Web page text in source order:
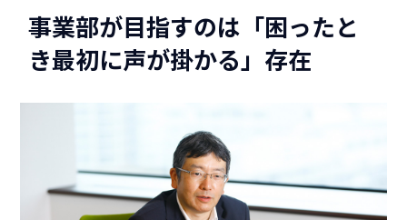
事業部が目指すのは「困ったと
き最初に声が掛かる」存在